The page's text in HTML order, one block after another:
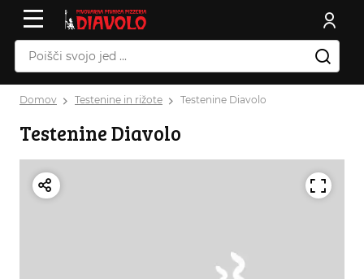
Domov Testenine in rižote Testenine Diavolo
Testenine Diavolo